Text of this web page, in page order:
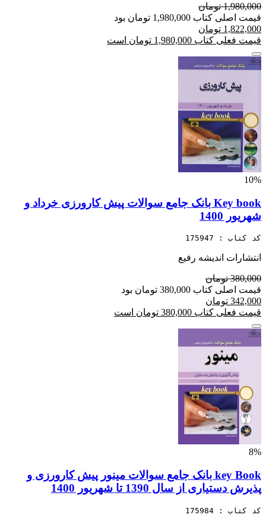
1,980,000 تومان
قیمت اصلی کتاب 1,980,000 تومان بود
1,822,000 تومان
قیمت فعلی کتاب 1,980,000 تومان است
10%
Key book بانک جامع سوالات پیش کارورزی خرداد و
شهریور 1400
کد کتاب : 175947
انتشارات اندیشه رفیع
380,000 تومان
قیمت اصلی کتاب 380,000 تومان بود
342,000 تومان
قیمت فعلی کتاب 380,000 تومان است
8%
key Book بانک جامع سوالات مینور پیش کارورزی و
پذیرش دستیاری از سال 1390 تا شهریور 1400
کد کتاب : 175984